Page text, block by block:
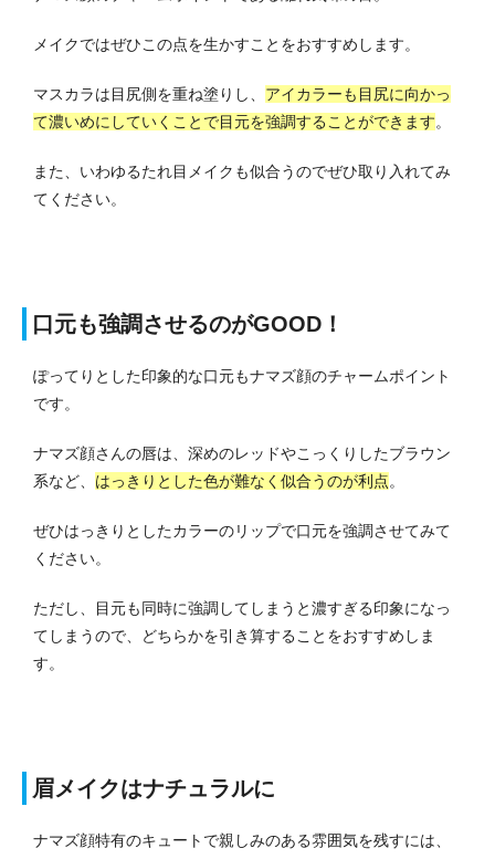
メイクではぜひこの点を生かすことをおすすめします。
マスカラは目尻側を重ね塗りし、 アイカラーも目尻に向かっ
て濃いめにしていくことで目元を強調することができます。
また、いわゆるたれ目メイクも似合うのでぜひ取り入れてみ
てください。
口元も強調させるのがGOOD！
ぽってりとした印象的な口元もナマズ顔のチャームポイント
です。
ナマズ顔さんの唇は、深めのレッドやこっくりしたブラウン
系など、 はっきりとした色が難なく似合うのが利点。
ぜひはっきりとしたカラーのリップで口元を強調させてみて
ください。
ただし、目元も同時に強調してしまうと濃すぎる印象になっ
てしまうので、どちらかを引き算することをおすすめしま
す。
眉メイクはナチュラルに
ナマズ顔特有のキュートで親しみのある雰囲気を残すには、